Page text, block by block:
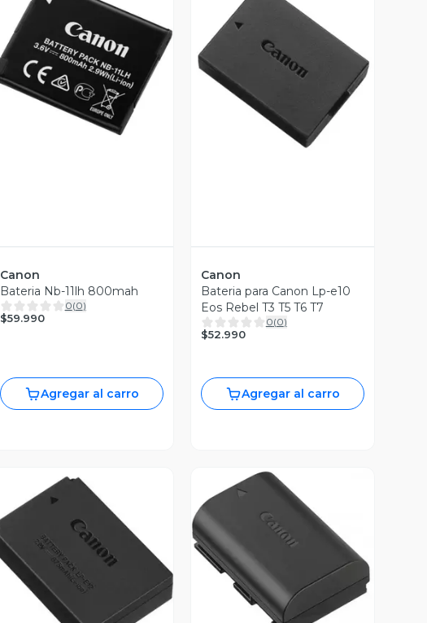
Vista Previa
Canon
Bateria Nb-11lh 800mah
0(0)
$59.990
Agregar al carro
Vista Previa
Canon
Bateria para Canon Lp-e10
Eos Rebel T3 T5 T6 T7
0(0)
$52.990
Agregar al carro
Vista Previa
Vista Previa